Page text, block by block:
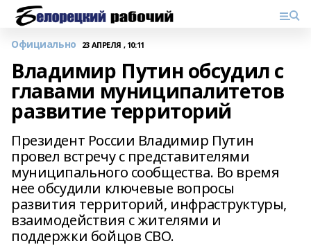
Официально 23 АПРЕЛЯ , 10:11
Владимир Путин обсудил с
главами муниципалитетов
развитие территорий
Президент России Владимир Путин
провел встречу с представителями
муниципального сообщества. Во время
нее обсудили ключевые вопросы
развития территорий, инфраструктуры,
взаимодействия с жителями и
поддержки бойцов СВО.